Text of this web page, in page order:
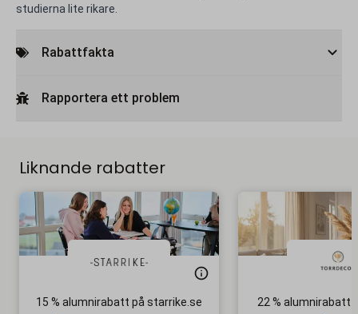
studierna lite rikare.
Rabattfakta
Rapportera ett problem
Liknande rabatter
15 % alumnirabatt på starrike.se
22 % alumnirabatt